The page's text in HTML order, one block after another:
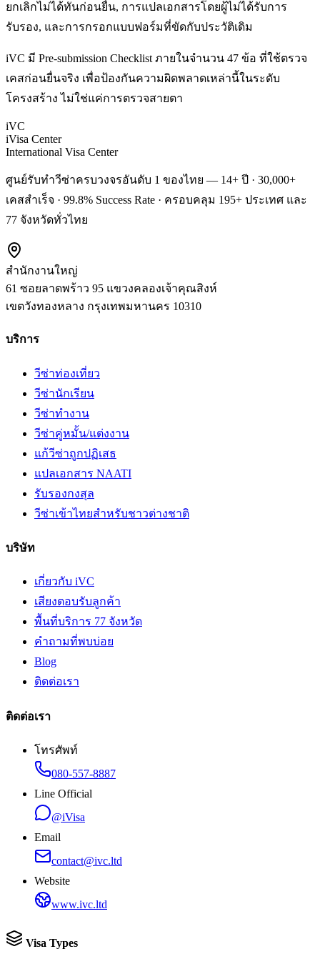
ยกเลิกไม่ได้ทันก่อนยื่น, การแปลเอกสารโดยผู้ไม่ได้รับการ
รับรอง, และการกรอกแบบฟอร์มที่ขัดกับประวัติเดิม
iVC มี Pre-submission Checklist ภายในจำนวน 47 ข้อ ที่ใช้ตรวจ
เคสก่อนยื่นจริง เพื่อป้องกันความผิดพลาดเหล่านี้ในระดับ
โครงสร้าง ไม่ใช่แค่การตรวจสายตา
iVC
iVisa Center
International Visa Center
ศูนย์รับทำวีซ่าครบวงจรอันดับ 1 ของไทย — 14+ ปี · 30,000+
เคสสำเร็จ · 99.8% Success Rate · ครอบคลุม 195+ ประเทศ และ
77 จังหวัดทั่วไทย
สำนักงานใหญ่
61 ซอยลาดพร้าว 95 แขวงคลองเจ้าคุณสิงห์
เขตวังทองหลาง กรุงเทพมหานคร 10310
บริการ
วีซ่าท่องเที่ยว
วีซ่านักเรียน
วีซ่าทำงาน
วีซ่าคู่หมั้น/แต่งงาน
แก้วีซ่าถูกปฏิเสธ
แปลเอกสาร NAATI
รับรองกงสุล
วีซ่าเข้าไทยสำหรับชาวต่างชาติ
บริษัท
เกี่ยวกับ iVC
เสียงตอบรับลูกค้า
พื้นที่บริการ 77 จังหวัด
คำถามที่พบบ่อย
Blog
ติดต่อเรา
ติดต่อเรา
โทรศัพท์
080-557-8887
Line Official
@iVisa
Email
contact@ivc.ltd
Website
www.ivc.ltd
Visa Types